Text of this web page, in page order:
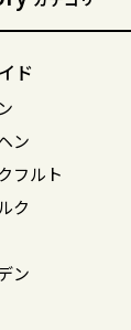
ド
ン
フルト
ク
ン